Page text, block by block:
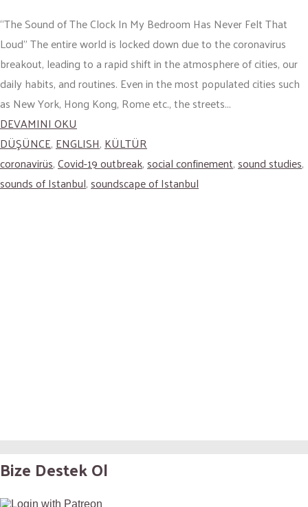
“The Sound of The Clock In My Bedroom Has Never Felt That
Loud” The entire world is locked down due to the coronavirus
breakout, leading to a rapid shift in the atmosphere of cities, our
daily habits, and routines. Even in the most populated cities such
as New York, Hong Kong, Rome etc., the streets...
DEVAMINI OKU
DÜŞÜNCE,ENGLISH,KÜLTÜR
coronavirüs,Covid-19 outbreak,social confinement,sound studies,
sounds of Istanbul,soundscape of Istanbul
Bize Destek Ol